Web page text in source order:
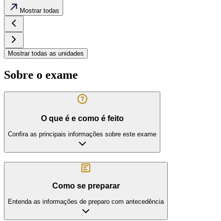
Mostrar todas
Mostrar todas as unidades
Sobre o exame
O que é e como é feito
Confira as principais informações sobre este exame
Como se preparar
Entenda as informações de preparo com antecedência